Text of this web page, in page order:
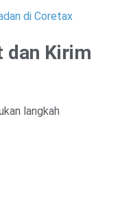
di Coretax
dan Kirim
langkah